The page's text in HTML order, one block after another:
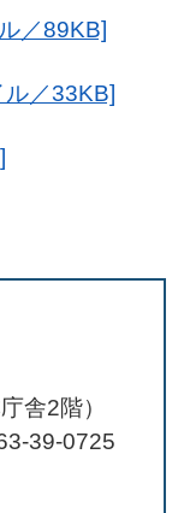
／89KB]
／33KB]
舎2階）
39-0725